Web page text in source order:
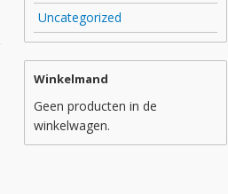
Uncategorized
Winkelmand
Geen producten in de
winkelwagen.